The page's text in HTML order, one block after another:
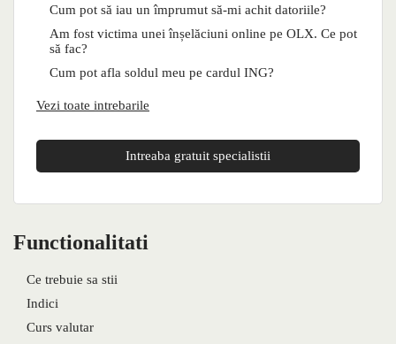
Cum pot să iau un împrumut să-mi achit datoriile?
Am fost victima unei înșelăciuni online pe OLX. Ce pot
să fac?
Cum pot afla soldul meu pe cardul ING?
Vezi toate intrebarile
Intreaba gratuit specialistii
Functionalitati
Ce trebuie sa stii
Indici
Curs valutar